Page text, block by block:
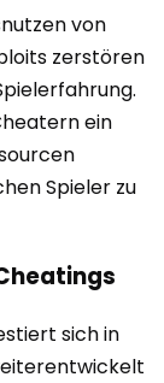
von
zerstören
ein
Spieler zu
sich in